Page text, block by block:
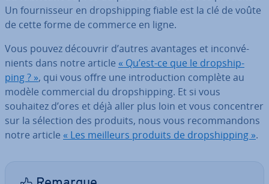
Un four­nis­seur en drop­ship­ping fiable est la clé de voûte
de cette forme de commerce en ligne.
Vous pouvez découvrir d’autres avantages et in­con­vé­
nients dans notre article « Qu’est-ce que le drop­ship­
ping ? », qui vous offre une in­tro­duc­tion complète au
modèle com­mer­cial du drop­ship­ping. Et si vous
souhaitez d’ores et déjà aller plus loin et vous con­cen­trer
sur la sélection des produits, nous vous re­com­man­dons
notre article « Les meilleurs produits de drop­ship­ping ».